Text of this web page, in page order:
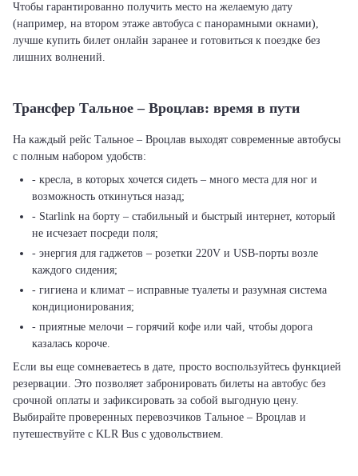
Чтобы гарантированно получить место на желаемую дату
(например, на втором этаже автобуса с панорамными окнами),
лучше купить билет онлайн заранее и готовиться к поездке без
лишних волнений.
Трансфер Тальное – Вроцлав: время в пути
На каждый рейс Тальное – Вроцлав выходят современные автобусы
с полным набором удобств:
- кресла, в которых хочется сидеть – много места для ног и
возможность откинуться назад;
- Starlink на борту – стабильный и быстрый интернет, который
не исчезает посреди поля;
- энергия для гаджетов – розетки 220V и USB-порты возле
каждого сидения;
- гигиена и климат – исправные туалеты и разумная система
кондиционирования;
- приятные мелочи – горячий кофе или чай, чтобы дорога
казалась короче.
Если вы еще сомневаетесь в дате, просто воспользуйтесь функцией
резервации. Это позволяет забронировать билеты на автобус без
срочной оплаты и зафиксировать за собой выгодную цену.
Выбирайте проверенных перевозчиков Тальное – Вроцлав и
путешествуйте с KLR Bus с удовольствием.